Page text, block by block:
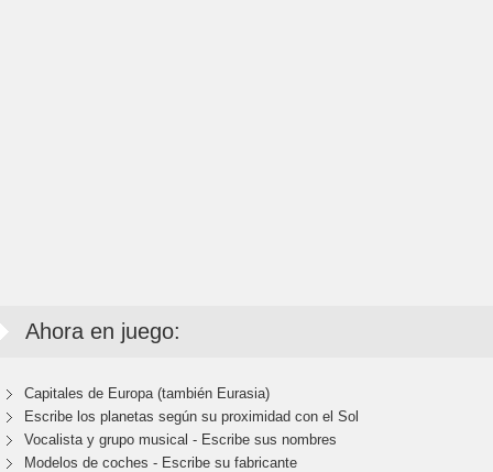
Ahora en juego:
Capitales de Europa (también Eurasia)
Escribe los planetas según su proximidad con el Sol
Vocalista y grupo musical - Escribe sus nombres
Modelos de coches - Escribe su fabricante